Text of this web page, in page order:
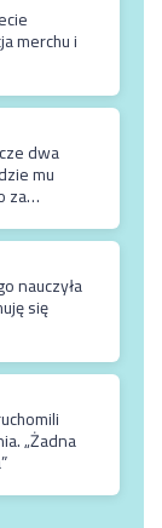
merchu i
dwa
mu
za
nauczyła
się
„Żadna